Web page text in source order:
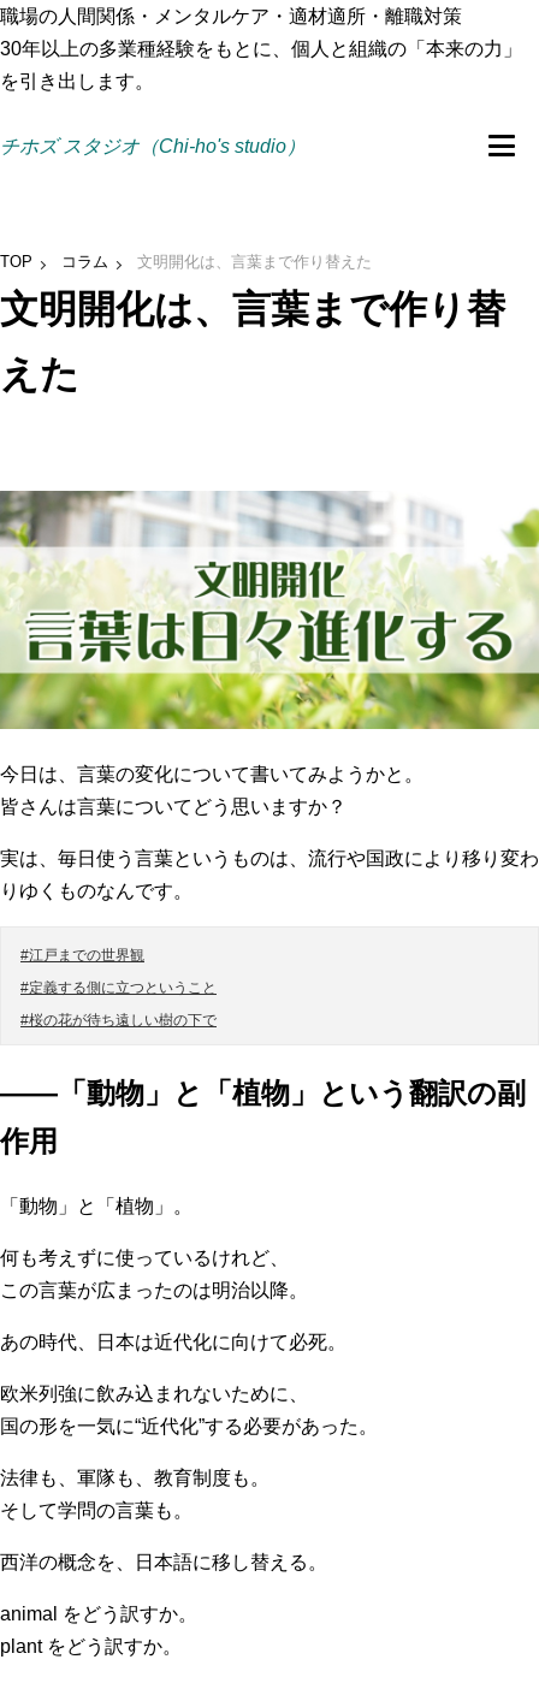
職場の人間関係・メンタルケア・適材適所・離職対策
30年以上の多業種経験をもとに、個人と組織の「本来の力」
を引き出します。
チホズ スタジオ（Chi-ho's studio）
TOP コラム 文明開化は、言葉まで作り替えた
文明開化は、言葉まで作り替
えた
今日は、言葉の変化について書いてみようかと。
皆さんは言葉についてどう思いますか？
実は、毎日使う言葉というものは、流行や国政により移り変わ
りゆくものなんです。
#江戸までの世界観
#定義する側に立つということ
#桜の花が待ち遠しい樹の下で
――「動物」と「植物」という翻訳の副
作用
「動物」と「植物」。
何も考えずに使っているけれど、
この言葉が広まったのは明治以降。
あの時代、日本は近代化に向けて必死。
欧米列強に飲み込まれないために、
国の形を一気に“近代化”する必要があった。
法律も、軍隊も、教育制度も。
そして学問の言葉も。
西洋の概念を、日本語に移し替える。
animal をどう訳すか。
plant をどう訳すか。